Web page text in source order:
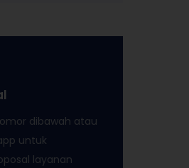
dibawah atau
untuk
layanan